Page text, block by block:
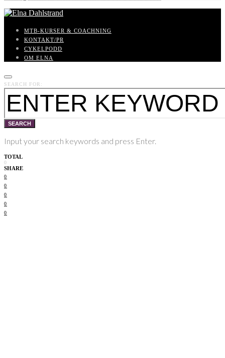
MTB-KURSER & COACHNING
KONTAKT/PR
CYKELPODD
OM ELNA
SEARCH FOR:
SEARCH
Input your search keywords and press Enter.
TOTAL
0
SHARE
0
0
0
0
0